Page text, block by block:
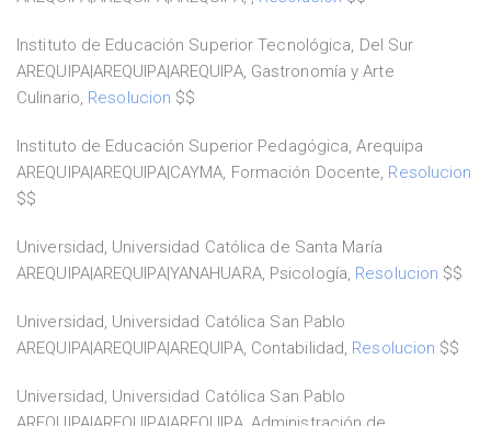
Instituto de Educación Superior Tecnológica, Del Sur
AREQUIPA|AREQUIPA|AREQUIPA, Gastronomía y Arte
Culinario, Resolucion $$
Instituto de Educación Superior Pedagógica, Arequipa
AREQUIPA|AREQUIPA|CAYMA, Formación Docente, Resolucion
$$
Universidad, Universidad Católica de Santa María
AREQUIPA|AREQUIPA|YANAHUARA, Psicología, Resolucion $$
Universidad, Universidad Católica San Pablo
AREQUIPA|AREQUIPA|AREQUIPA, Contabilidad, Resolucion $$
Universidad, Universidad Católica San Pablo